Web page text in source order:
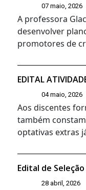
07 maio, 2026
A professora
desenvolver
promotores de
EDITAL
04 maio, 2026
Aos discentes
também
optativas extras
Edital de
28 abril, 2026